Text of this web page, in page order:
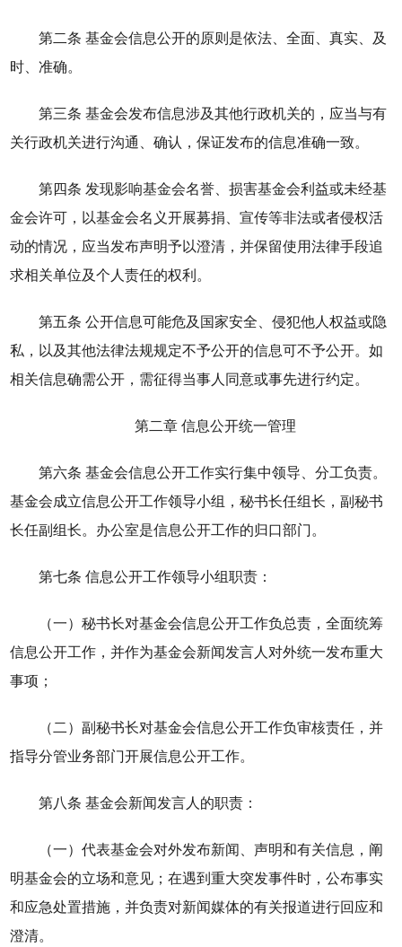
第二条 基金会信息公开的原则是依法、全面、真实、及
时、准确。
第三条 基金会发布信息涉及其他行政机关的，应当与有
关行政机关进行沟通、确认，保证发布的信息准确一致。
第四条 发现影响基金会名誉、损害基金会利益或未经基
金会许可，以基金会名义开展募捐、宣传等非法或者侵权活
动的情况，应当发布声明予以澄清，并保留使用法律手段追
求相关单位及个人责任的权利。
第五条 公开信息可能危及国家安全、侵犯他人权益或隐
私，以及其他法律法规规定不予公开的信息可不予公开。如
相关信息确需公开，需征得当事人同意或事先进行约定。
第二章 信息公开统一管理
第六条 基金会信息公开工作实行集中领导、分工负责。
基金会成立信息公开工作领导小组，秘书长任组长，副秘书
长任副组长。办公室是信息公开工作的归口部门。
第七条 信息公开工作领导小组职责：
（一）秘书长对基金会信息公开工作负总责，全面统筹
信息公开工作，并作为基金会新闻发言人对外统一发布重大
事项；
（二）副秘书长对基金会信息公开工作负审核责任，并
指导分管业务部门开展信息公开工作。
第八条 基金会新闻发言人的职责：
（一）代表基金会对外发布新闻、声明和有关信息，阐
明基金会的立场和意见；在遇到重大突发事件时，公布事实
和应急处置措施，并负责对新闻媒体的有关报道进行回应和
澄清。